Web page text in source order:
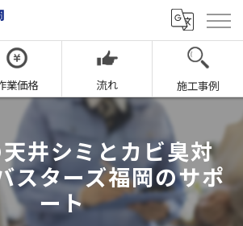
業価格 流れ 施工事例
井シミとカビ臭対
スターズ福岡のサポ
ート